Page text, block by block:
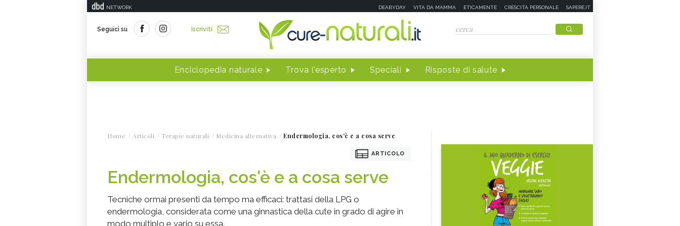
NETWORK DEABYDAY VITA DA MAMMA ETICAMENTE CRESCITA PERSONALE SAPERE.IT
Seguici su Iscriviti
Enciclopedia naturale Trova l'esperto Speciali Risposte di salute
Home Articoli Terapie naturali Medicina alternativa Endermologia, cos'è e a cosa serve
ARTICOLO
Endermologia, cos'è e a cosa serve
Tecniche ormai presenti da tempo ma efficaci: trattasi della LPG o
endermologia, considerata come una ginnastica della cute in grado di agire in
modo multiplo e vario su essa.